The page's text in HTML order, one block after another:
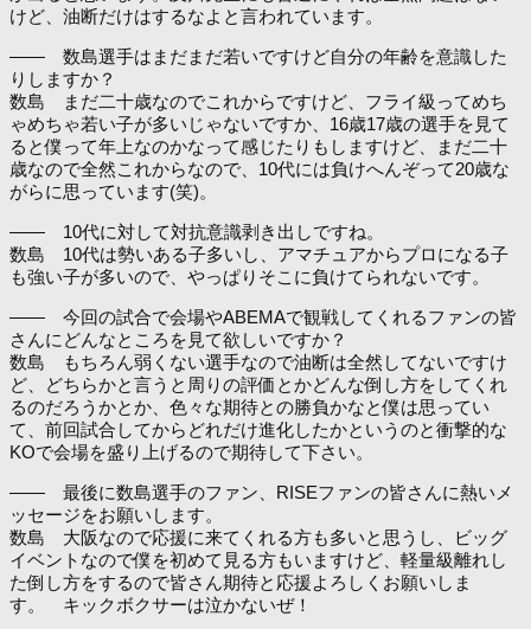
けど、油断だけはするなよと言われています。
―― 数島選手はまだまだ若いですけど自分の年齢を意識した
りしますか？
数島 まだ二十歳なのでこれからですけど、フライ級ってめち
ゃめちゃ若い子が多いじゃないですか、16歳17歳の選手を見て
ると僕って年上なのかなって感じたりもしますけど、まだ二十
歳なので全然これからなので、10代には負けへんぞって20歳な
がらに思っています(笑)。
―― 10代に対して対抗意識剥き出しですね。
数島 10代は勢いある子多いし、アマチュアからプロになる子
も強い子が多いので、やっぱりそこに負けてられないです。
―― 今回の試合で会場やABEMAで観戦してくれるファンの皆
さんにどんなところを見て欲しいですか？
数島 もちろん弱くない選手なので油断は全然してないですけ
ど、どちらかと言うと周りの評価とかどんな倒し方をしてくれ
るのだろうかとか、色々な期待との勝負かなと僕は思ってい
て、前回試合してからどれだけ進化したかというのと衝撃的な
KOで会場を盛り上げるので期待して下さい。
―― 最後に数島選手のファン、RISEファンの皆さんに熱いメ
ッセージをお願いします。
数島 大阪なので応援に来てくれる方も多いと思うし、ビッグ
イベントなので僕を初めて見る方もいますけど、軽量級離れし
た倒し方をするので皆さん期待と応援よろしくお願いしま
す。 キックボクサーは泣かないぜ！